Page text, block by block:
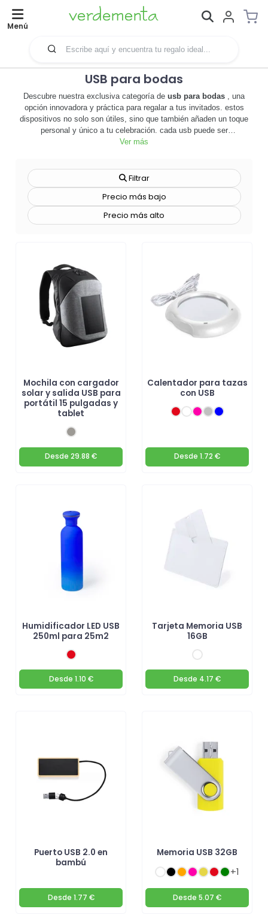
Menú
USB para bodas
Descubre nuestra exclusiva categoría de usb para bodas , una
opción innovadora y práctica para regalar a tus invitados. estos
dispositivos no solo son útiles, sino que también añaden un toque
personal y único a tu celebración. cada usb puede ser
personalizado con los nombres de los novios, la fecha del enlace o
bodas son una alternativa moderna a los tradicionales recuerdos de
boda, y son perfectos para parejas que buscan algo diferente y
funcional. además, son una excelente opción para empresas de
eventos que buscan ofrecer a sus clientes productos promocionales
de alta calidad y valor añadido. no esperes más, explora nuestra
Ver más
Filtrar
Precio más bajo
Precio más alto
Mochila con cargador
solar y salida USB para
portátil 15 pulgadas y
tablet
Desde 29.88 €
Calentador para tazas
con USB
Desde 1.72 €
Humidificador LED USB
250ml para 25m2
Desde 1.10 €
Tarjeta Memoria USB
16GB
Desde 4.17 €
Puerto USB 2.0 en
bambú
Desde 1.77 €
Memoria USB 32GB
+1
Desde 5.07 €